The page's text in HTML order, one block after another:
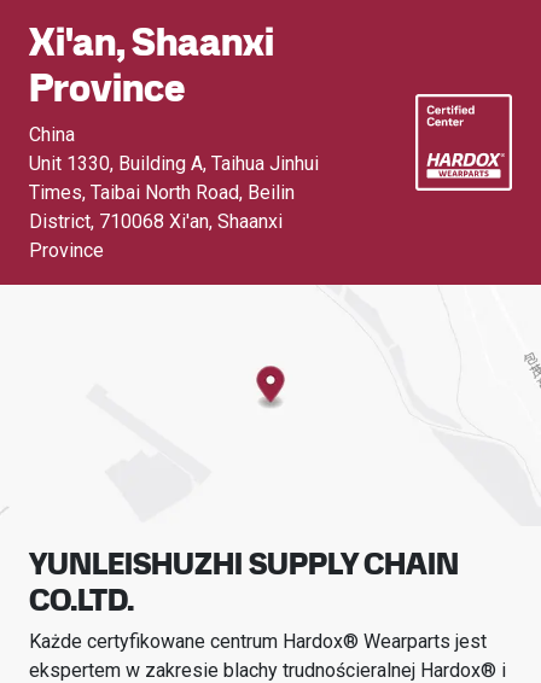
Xi'an, Shaanxi
Province
China
Unit 1330, Building A, Taihua Jinhui
Times, Taibai North Road, Beilin
District, 710068 Xi'an, Shaanxi
Province
YUNLEISHUZHI SUPPLY CHAIN
CO.LTD.
Każde certyfikowane centrum Hardox® Wearparts jest
ekspertem w zakresie blachy trudnościeralnej Hardox® i